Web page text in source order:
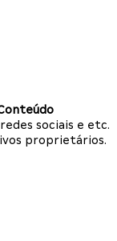
sociais e etc.
proprietários.